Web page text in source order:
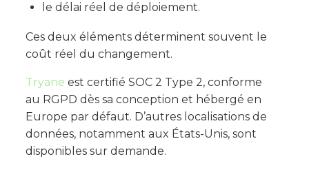
le délai réel de déploiement.
Ces deux éléments déterminent souvent le
coût réel du changement.
Tryane est certifié SOC 2 Type 2, conforme
au RGPD dès sa conception et hébergé en
Europe par défaut. D’autres localisations de
données, notamment aux États-Unis, sont
disponibles sur demande.